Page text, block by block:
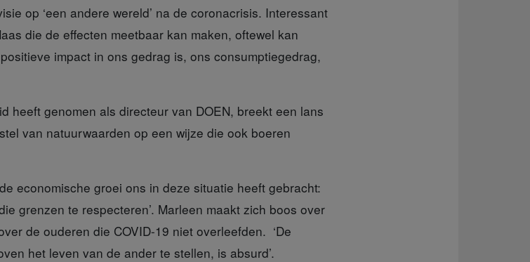
op ‘een andere wereld’ na de coronacrisis. Interessant
die de effecten meetbaar kan maken, oftewel kan
impact in ons gedrag is, ons consumptiegedrag,
heeft genomen als directeur van DOEN, breekt een lans
van natuurwaarden op een wijze die ook boeren
economische groei ons in deze situatie heeft gebracht:
grenzen te respecteren’. Marleen maakt zich boos over
de ouderen die COVID-19 niet overleefden. ‘De
het leven van de ander te stellen, is absurd’.